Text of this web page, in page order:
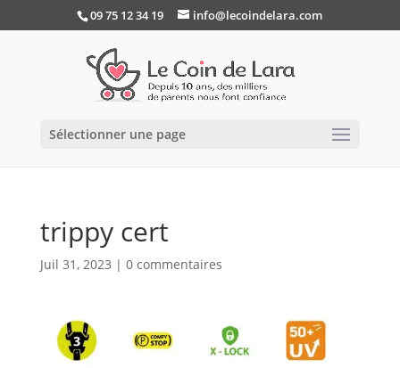
09 75 12 34 19 info@lecoindelara.com
Sélectionner une page
trippy cert
Juil 31, 2023 | 0 commentaires